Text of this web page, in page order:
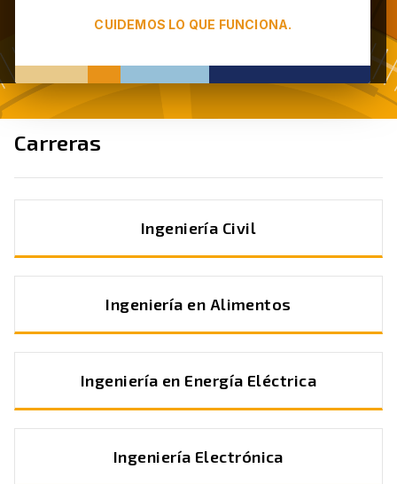
CUIDEMOS LO QUE FUNCIONA.
Carreras
Ingeniería Civil
Ingeniería en Alimentos
Ingeniería en Energía Eléctrica
Ingeniería Electrónica